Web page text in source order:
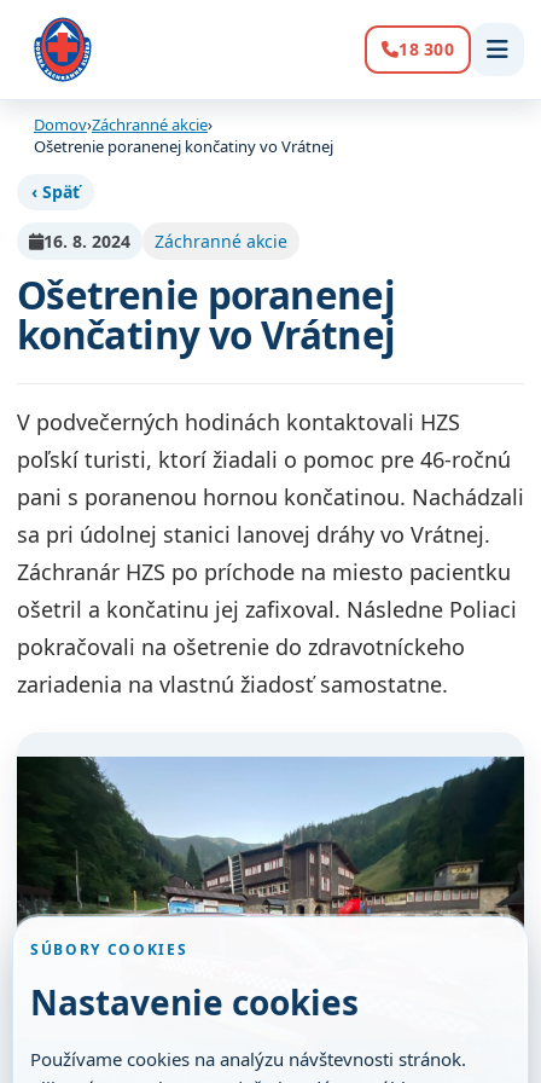
Volanie:
18 300
Domov›Záchranné akcie›
Ošetrenie poranenej končatiny vo Vrátnej
‹ Späť
16. 8. 2024 Záchranné akcie
Ošetrenie poranenej
končatiny vo Vrátnej
V podvečerných hodinách kontaktovali HZS
poľskí turisti, ktorí žiadali o pomoc pre 46-ročnú
pani s poranenou hornou končatinou. Nachádzali
sa pri údolnej stanici lanovej dráhy vo Vrátnej.
Záchranár HZS po príchode na miesto pacientku
ošetril a končatinu jej zafixoval. Následne Poliaci
pokračovali na ošetrenie do zdravotníckeho
zariadenia na vlastnú žiadosť samostatne.
SÚBORY COOKIES
Nastavenie cookies
Používame cookies na analýzu návštevnosti stránok.